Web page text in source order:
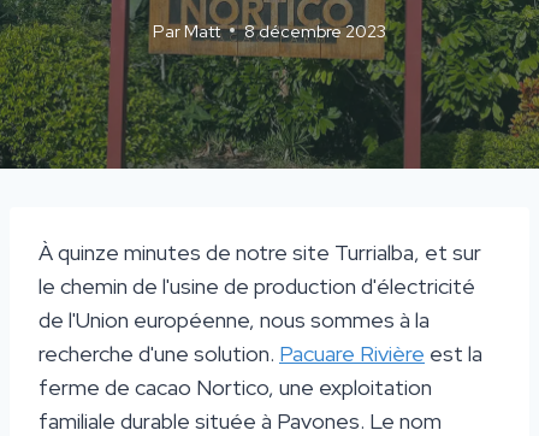
ParMatt 8 décembre 2023
À quinze minutes de notre site Turrialba, et sur
le chemin de l'usine de production d'électricité
de l'Union européenne, nous sommes à la
recherche d'une solution. Pacuare Rivière est la
ferme de cacao Nortico, une exploitation
familiale durable située à Pavones. Le nom